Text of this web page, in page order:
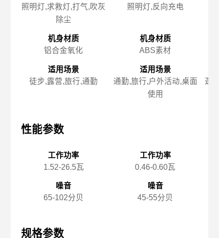
照明灯,求救灯,打气,吹灰
除尘
机身材质
铝合金氧化
适用场景
徒步,露营,旅行,通勤
性能参数
工作功率
1.52-26.5瓦
噪音
65-102分贝
规格参数
照明灯,反向充电
机身材质
ABS素材
适用场景
通勤,旅行,户外活动,桌面
使用
工作功率
0.46-0.60瓦
噪音
45-55分贝
逛